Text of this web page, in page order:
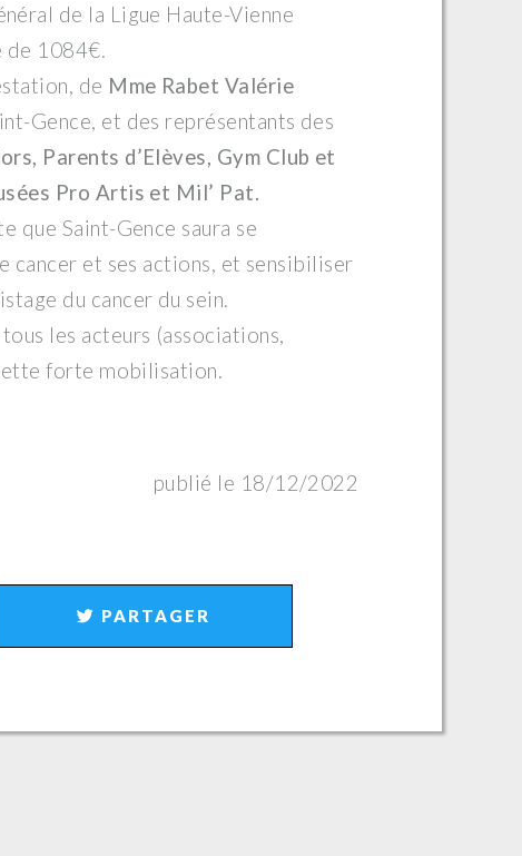
de la Ligue Haute-Vienne
de 1084€.
de Mme Rabet Valérie
Gence, et des représentants des
Parents d’Elèves, Gym Club et
Pro Artis et Mil’ Pat.
que Saint-Gence saura se
et ses actions, et sensibiliser
du cancer du sein.
les acteurs (associations,
forte mobilisation.
publié le 18/12/2022
PARTAGER